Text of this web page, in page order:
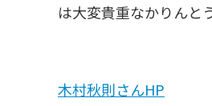
は大変貴重なかりんと
木村秋則さんHP